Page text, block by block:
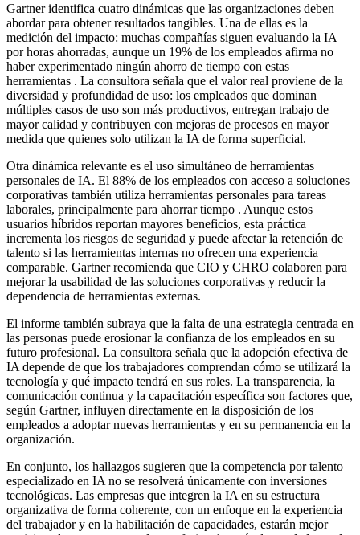
Gartner identifica cuatro dinámicas que las organizaciones deben
abordar para obtener resultados tangibles. Una de ellas es la
medición del impacto: muchas compañías siguen evaluando la IA
por horas ahorradas, aunque un 19% de los empleados afirma no
haber experimentado ningún ahorro de tiempo con estas
herramientas . La consultora señala que el valor real proviene de la
diversidad y profundidad de uso: los empleados que dominan
múltiples casos de uso son más productivos, entregan trabajo de
mayor calidad y contribuyen con mejoras de procesos en mayor
medida que quienes solo utilizan la IA de forma superficial.
Otra dinámica relevante es el uso simultáneo de herramientas
personales de IA. El 88% de los empleados con acceso a soluciones
corporativas también utiliza herramientas personales para tareas
laborales, principalmente para ahorrar tiempo . Aunque estos
usuarios híbridos reportan mayores beneficios, esta práctica
incrementa los riesgos de seguridad y puede afectar la retención de
talento si las herramientas internas no ofrecen una experiencia
comparable. Gartner recomienda que CIO y CHRO colaboren para
mejorar la usabilidad de las soluciones corporativas y reducir la
dependencia de herramientas externas.
El informe también subraya que la falta de una estrategia centrada en
las personas puede erosionar la confianza de los empleados en su
futuro profesional. La consultora señala que la adopción efectiva de
IA depende de que los trabajadores comprendan cómo se utilizará la
tecnología y qué impacto tendrá en sus roles. La transparencia, la
comunicación continua y la capacitación específica son factores que,
según Gartner, influyen directamente en la disposición de los
empleados a adoptar nuevas herramientas y en su permanencia en la
organización.
En conjunto, los hallazgos sugieren que la competencia por talento
especializado en IA no se resolverá únicamente con inversiones
tecnológicas. Las empresas que integren la IA en su estructura
organizativa de forma coherente, con un enfoque en la experiencia
del trabajador y en la habilitación de capacidades, estarán mejor